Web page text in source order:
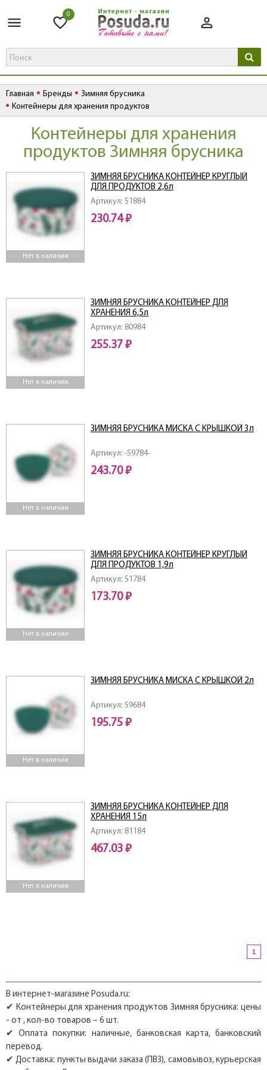
0
Главная Бренды
Зимняя брусника
Контейнеры для хранения продуктов
Контейнеры для хранения
продуктов Зимняя брусника
Нет в наличии
Артикул: 51884
ЗИМНЯЯ БРУСНИКА КОНТЕЙНЕР КРУГЛЫЙ
ДЛЯ ПРОДУКТОВ 2,6л
230.74 ₽
Нет в наличии
Артикул: 80984
ЗИМНЯЯ БРУСНИКА КОНТЕЙНЕР ДЛЯ
ХРАНЕНИЯ 6,5л
255.37 ₽
Нет в наличии
Артикул: -59784-
ЗИМНЯЯ БРУСНИКА МИСКА С КРЫШКОЙ 3л
243.70 ₽
Нет в наличии
Артикул: 51784
ЗИМНЯЯ БРУСНИКА КОНТЕЙНЕР КРУГЛЫЙ
ДЛЯ ПРОДУКТОВ 1,9л
173.70 ₽
Нет в наличии
Артикул: 59684
ЗИМНЯЯ БРУСНИКА МИСКА С КРЫШКОЙ 2л
195.75 ₽
Нет в наличии
Артикул: 81184
ЗИМНЯЯ БРУСНИКА КОНТЕЙНЕР ДЛЯ
ХРАНЕНИЯ 15л
467.03 ₽
1
В интернет-магазине Posuda.ru:
✔ Контейнеры для хранения продуктов Зимняя брусника: цены
- от , кол-во товаров – 6 шт.
✔ Оплата покупки: наличные, банковская карта, банковский
перевод.
✔ Доставка: пункты выдачи заказа (ПВЗ), самовывоз, курьерская